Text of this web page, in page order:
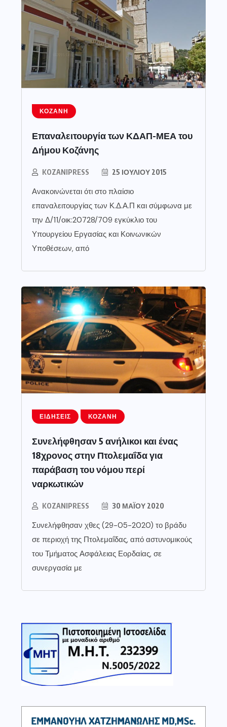
ΚΟΖΆΝΗ
Επαναλειτουργία των ΚΔΑΠ-ΜΕΑ του
Δήμου Κοζάνης
KOZANIPRESS 25 ΙΟΥΛΊΟΥ 2015
Ανακοινώνεται ότι στο πλαίσιο
επαναλειτουργίας των Κ.Δ.Α.Π και σύμφωνα με
την Δ/11/οικ:20728/709 εγκύκλιο του
Υπουργείου Εργασίας και Κοινωνικών
Υποθέσεων, από
ΕΙΔΉΣΕΙΣ ΚΟΖΆΝΗ
Συνελήφθησαν 5 ανήλικοι και ένας
18χρονος στην Πτολεμαΐδα για
παράβαση του νόμου περί
ναρκωτικών
KOZANIPRESS 30 ΜΑΪ́ΟΥ 2020
Συνελήφθησαν χθες (29-05-2020) το βράδυ
σε περιοχή της Πτολεμαΐδας, από αστυνομικούς
του Τμήματος Ασφάλειας Εορδαίας, σε
συνεργασία με